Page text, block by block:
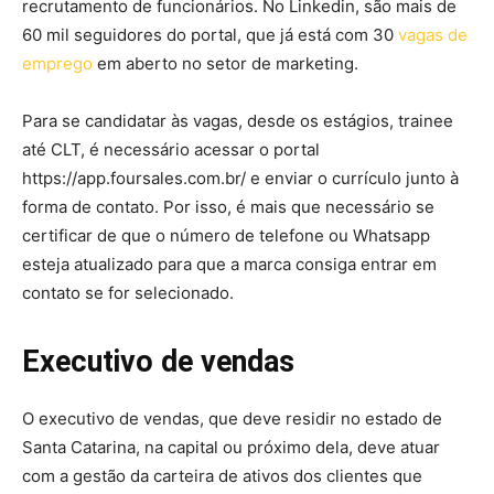
recrutamento de funcionários. No Linkedin, são mais de
60 mil seguidores do portal, que já está com 30 vagas de
emprego em aberto no setor de marketing.
Para se candidatar às vagas, desde os estágios, trainee
até CLT, é necessário acessar o portal
https://app.foursales.com.br/ e enviar o currículo junto à
forma de contato. Por isso, é mais que necessário se
certificar de que o número de telefone ou Whatsapp
esteja atualizado para que a marca consiga entrar em
contato se for selecionado.
Executivo de vendas
O executivo de vendas, que deve residir no estado de
Santa Catarina, na capital ou próximo dela, deve atuar
com a gestão da carteira de ativos dos clientes que